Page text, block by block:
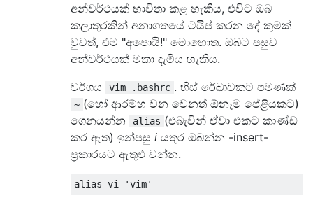
අන්වර්ථයක් භාවිතා කළ හැකිය, එවිට ඔබ
කලාතුරකින් අනාගතයේ ටයිප් කරන දේ කුමක්
වුවත්, එම "අපොයි!" මොහොත. ඔබට පසුව
අන්වර්ථයක් මකා දැමිය හැකිය.
වර්ගය
vim .bashrc . හිස් රේඛාවකට පමණක්
~ (හෝ ආරම්භ වන වෙනත් ඕනෑම පේළියකට)
ගෙනයන්න
alias (එබැවින් ඒවා එකට කාණ්ඩ
කර ඇත) ඉන්පසු i යතුර ඔබන්න -insert-
ප්‍රකාරයට ඇතුළු වන්න.